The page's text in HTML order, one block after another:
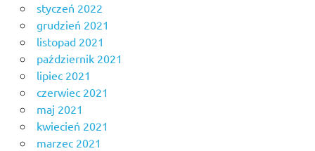
styczeń 2022
grudzień 2021
listopad 2021
październik 2021
lipiec 2021
czerwiec 2021
maj 2021
kwiecień 2021
marzec 2021